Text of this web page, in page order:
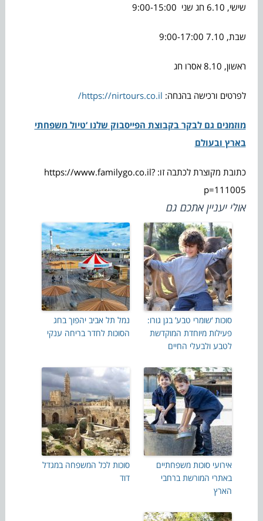
שישי, 6.10 חג שני 9:00-15:00
שבת, 7.10 9:00-17:00
ראשון, 8.10 אסרו חג
לפרטים ורכישה בהנחה: https://nirtours.co.il/
מוזמנים גם לבקר בקבוצת הפייסבוק שלנו ‘טיול משפחתי
בארץ ובעולם
כתובת מקוצרת לכתבה זו: https://www.familygo.co.il?
p=111005
אולי יעניין אתכם גם
סוכות ‘שומרי טבע’ בגן גורו:
פעילות מיוחדת המוקדשת
לטבע ולבעלי החיים
נמל תל אביב יהפוך בחג
הסוכות לחדר בריחה ענקי
אירועי סוכות משפחתיים
באתרי המורשת ברחבי
הארץ
סוכות לכל המשפחה במגדל
דוד